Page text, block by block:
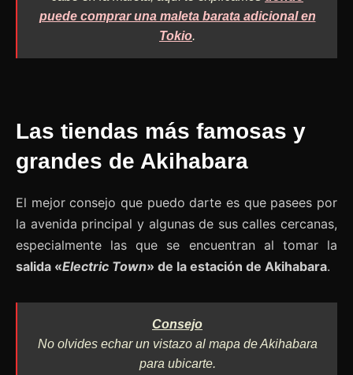
puede comprar una maleta barata adicional en
Tokio.
Las tiendas más famosas y
grandes de Akihabara
El mejor consejo que puedo darte es que pasees por
la avenida principal y algunas de sus calles cercanas,
especialmente las que se encuentran al tomar la
salida «Electric Town» de la estación de Akihabara.
Consejo
No olvides echar un vistazo al mapa de Akihabara
para ubicarte.